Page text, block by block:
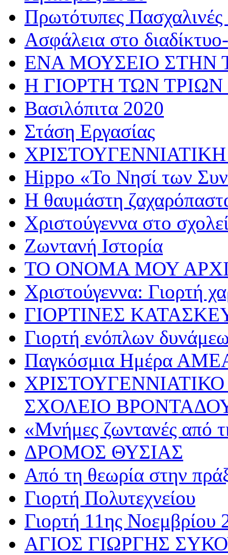
Πρωτότυπες Πασχαλινές
Ασφάλεια στο
ΕΝΑ ΜΟΥΣΕΙΟ ΣΤΗΝ
Η ΓΙΟΡΤΗ ΤΩΝ
Βασιλόπιτα 2020
Στάση Εργασίας
Hippo «Το Νησί των
Η θαυμάστη
Χριστούγεννα στο
Ζωντανή Ιστορία
ΤΟ ΟΝΟΜΑ ΜΟΥ
Χριστούγεννα: Γιορτή
ΓΙΟΡΤΙΝΕΣ
Γιορτή ενόπλων
Παγκόσμια Ημέρα
ΣΧΟΛΕΙΟ
«Μνήμες ζωντανές από
ΔΡΟΜΟΣ ΘΥΣΙΑΣ
Από τη θεωρία στην
Γιορτή Πολυτεχνείου
Γιορτή 11ης Νοεμβρίου
ΑΓΙΟΣ ΓΙΩΡΓΗΣ